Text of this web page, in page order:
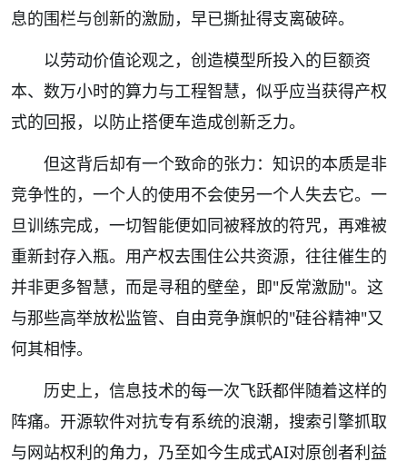
息的围栏与创新的激励，早已撕扯得支离破碎。
以劳动价值论观之，创造模型所投入的巨额资
本、数万小时的算力与工程智慧，似乎应当获得产权
式的回报，以防止搭便车造成创新乏力。
但这背后却有一个致命的张力：知识的本质是非
竞争性的，一个人的使用不会使另一个人失去它。一
旦训练完成，一切智能便如同被释放的符咒，再难被
重新封存入瓶。用产权去围住公共资源，往往催生的
并非更多智慧，而是寻租的壁垒，即"反常激励"。这
与那些高举放松监管、自由竞争旗帜的"硅谷精神"又
何其相悖。
历史上，信息技术的每一次飞跃都伴随着这样的
阵痛。开源软件对抗专有系统的浪潮，搜索引擎抓取
与网站权利的角力，乃至如今生成式AI对原创者利益